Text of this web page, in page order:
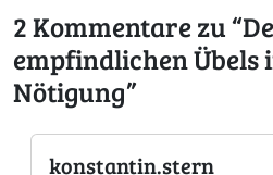
2 Kommentare zu
empfindlichen Übels
Nötigung”
konstantin.stern